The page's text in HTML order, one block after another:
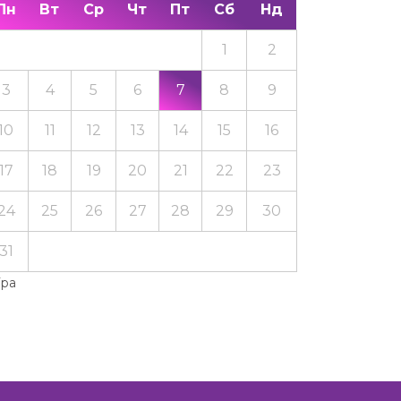
Вт Ср Чт Пт Сб Нд
1 2
3 4 5 6 7 8 9
11 12 13 14 15 16
18 19 20 21 22 23
25 26 27 28 29 30